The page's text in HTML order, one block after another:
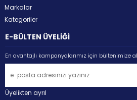
Markalar
Kategoriler
E-BÜLTEN ÜYELİĞİ
En avantajlı kampanyalarımız için bültenimize
Üyelikten ayrıl